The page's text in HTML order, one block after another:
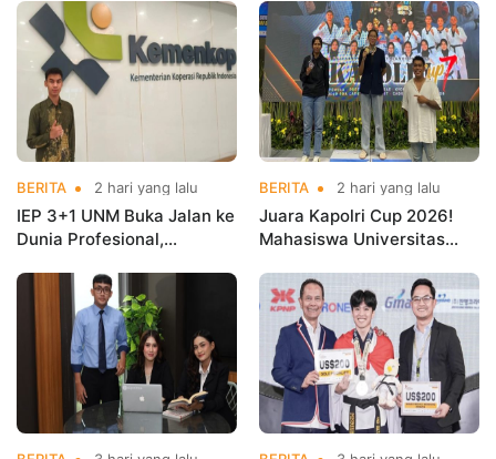
BERITA 2 hari yang lalu
IEP 3+1 UNM Buka Jalan ke
Dunia Profesional,
Kementerian Koperasi
BERITA 2 hari yang lalu
Juara Kapolri Cup 2026!
Mahasiswa Universitas
Nama Kampus di Kejurnas
Taekwondo